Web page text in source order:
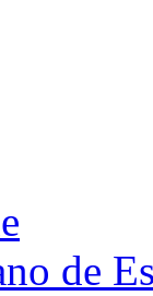
de